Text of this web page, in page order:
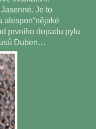
Je to
alesponˇnějaké
prvního dopadu pylu
Duben…